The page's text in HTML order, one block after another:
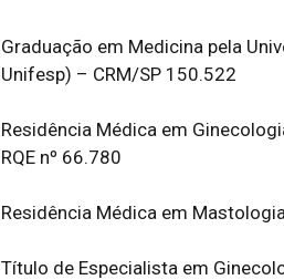
Graduação em Medicina pela
Unifesp) – CRM/SP 150.522
Residência Médica em
RQE nº 66.780
Residência Médica em
Título de Especialista em